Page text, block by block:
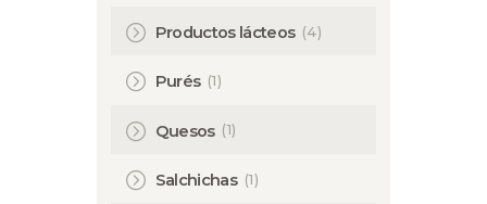
Productos lácteos (4)
Purés (1)
Quesos (1)
Salchichas (1)